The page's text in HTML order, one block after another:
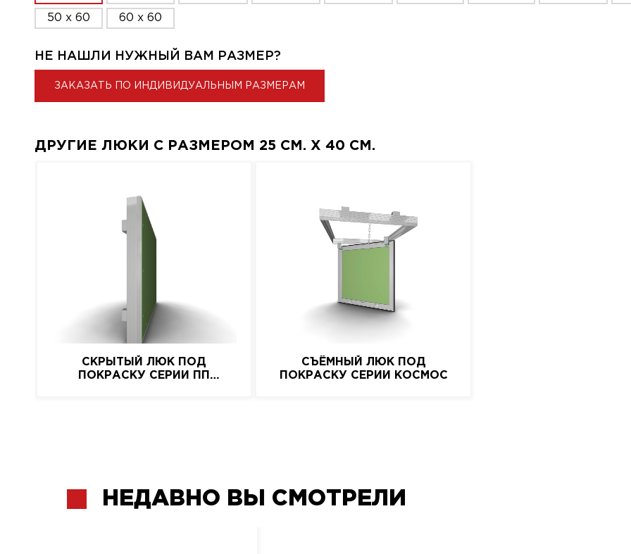
50 x 60 60 x 60
НЕ НАШЛИ НУЖНЫЙ ВАМ РАЗМЕР?
ЗАКАЗАТЬ ПО ИНДИВИДУАЛЬНЫМ РАЗМЕРАМ
ДРУГИЕ ЛЮКИ С РАЗМЕРОМ 25 СМ. X 40 СМ.
СКРЫТЫЙ ЛЮК ПОД
ПОКРАСКУ СЕРИИ ПП
СЪЁМНЫЙ ЛЮК ПОД
ПОКРАСКУ СЕРИИ КОСМОС
НЕДАВНО ВЫ СМОТРЕЛИ